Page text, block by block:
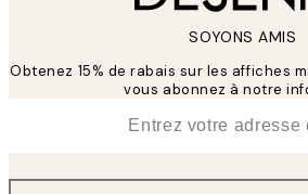
SOYONS AMIS
Obtenez 15% de rabais sur les affiches
vous abonnez à notre